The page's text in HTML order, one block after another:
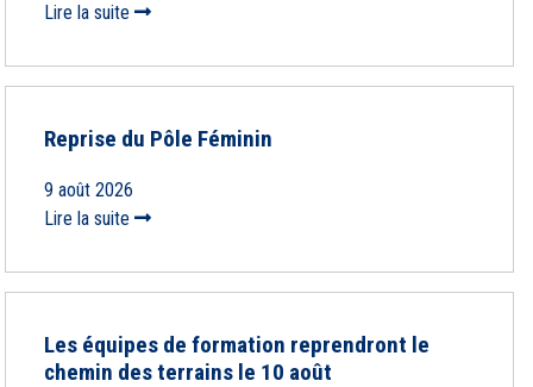
Lire la suite
Reprise du Pôle Féminin
9 août 2026
Lire la suite
Les équipes de formation reprendront le
chemin des terrains le 10 août